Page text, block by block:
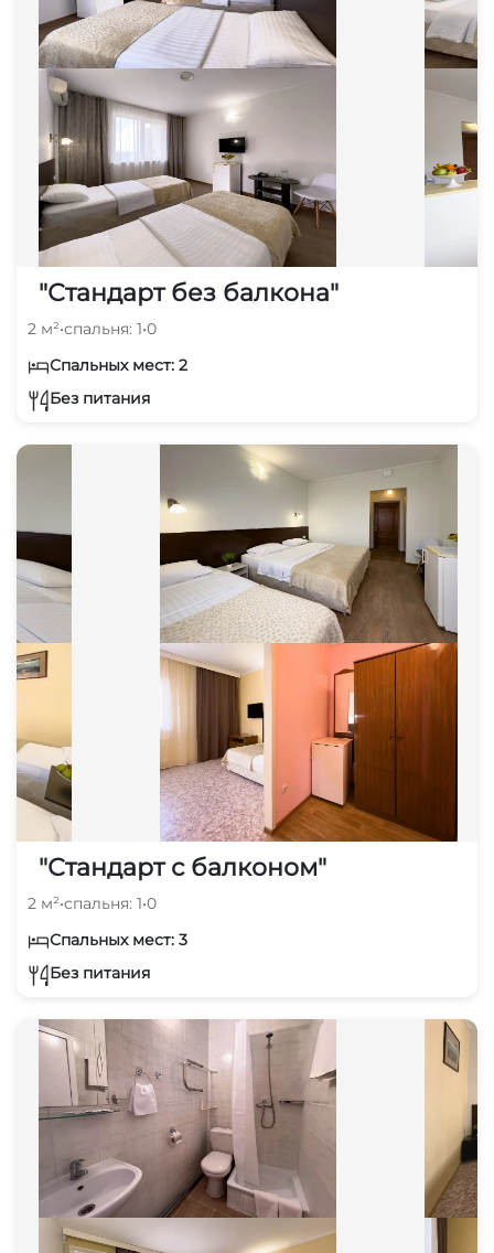
"Стандарт без балкона"
2 м²•спальня: 1•0
Спальных мест: 2
Без питания
"Стандарт с балконом"
2 м²•спальня: 1•0
Спальных мест: 3
Без питания